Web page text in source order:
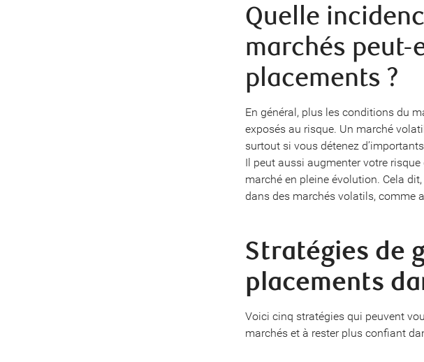
Quelle
marchés peut-
placements ?
En général, plus les conditions du
exposés au risque. Un marché
surtout si vous détenez
Il peut aussi augmenter votre
marché en pleine évolution. Cela
dans des marchés volatils, comme
Stratégies de
placements
Voici cinq stratégies qui peuvent
marchés et à rester plus confiant